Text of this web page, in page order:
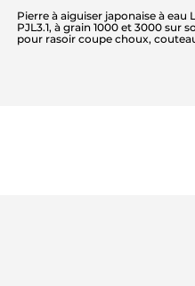
Pierre à aiguiser japonaise à eau
PJL3.1, à grain 1000 et 3000 sur
pour rasoir coupe choux,